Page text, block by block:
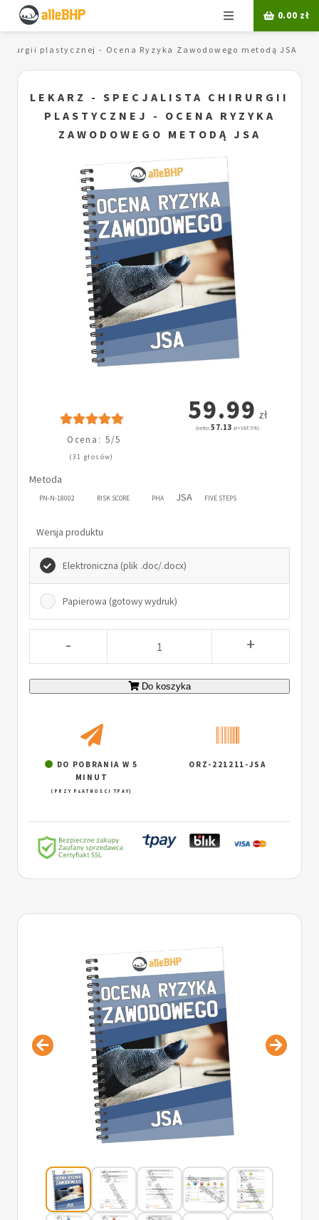
Menu 0.00 zł
plastycznej - Ocena Ryzyka Zawodowego metodą JSA
LEKARZ - SPECJALISTA CHIRURGII
PLASTYCZNEJ - OCENA RYZYKA
ZAWODOWEGO METODĄ JSA
Ocena: 5/5
(31 głosów)
59.99 zł
(netto:57.13 zł + VAT: 5%)
Metoda
PN-N-18002 RISK SCORE PHA JSA FIVE STEPS
Wersja produktu
Elektroniczna (plik .doc/.docx)
Papierowa (gotowy wydruk)
- +
Do koszyka
DO POBRANIA W 5
MINUT
(PRZY PŁATNOŚCI TPAY)
ORZ-221211-JSA